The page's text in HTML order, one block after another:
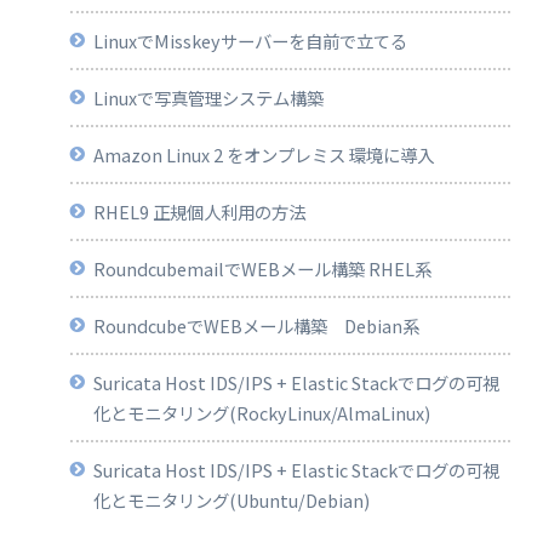
LinuxでMisskeyサーバーを自前で立てる
Linuxで写真管理システム構築
Amazon Linux 2 をオンプレミス 環境に導入
RHEL9 正規個人利用の方法
RoundcubemailでWEBメール構築 RHEL系
RoundcubeでWEBメール構築 Debian系
Suricata Host IDS/IPS + Elastic Stackでログの可視
化とモニタリング(RockyLinux/AlmaLinux)
Suricata Host IDS/IPS + Elastic Stackでログの可視
化とモニタリング(Ubuntu/Debian)